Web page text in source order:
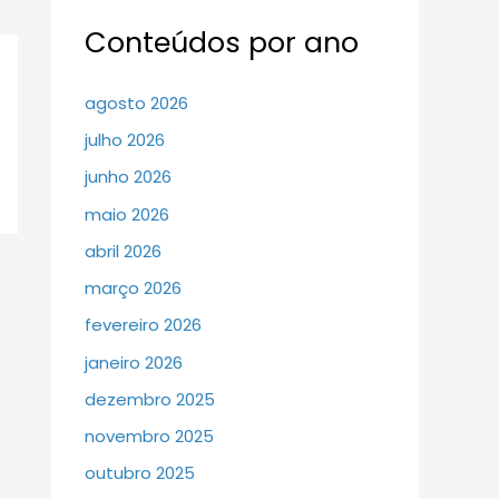
Conteúdos por ano
agosto 2026
julho 2026
junho 2026
maio 2026
abril 2026
março 2026
fevereiro 2026
janeiro 2026
dezembro 2025
novembro 2025
outubro 2025